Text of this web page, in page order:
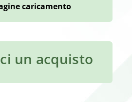
un acquisto